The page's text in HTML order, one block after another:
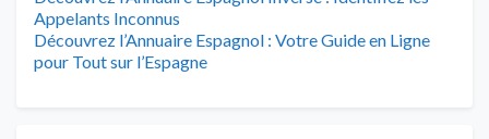
Appelants Inconnus
Découvrez l’Annuaire Espagnol : Votre Guide en Ligne
pour Tout sur l’Espagne